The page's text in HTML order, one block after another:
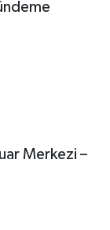
Merkezi –